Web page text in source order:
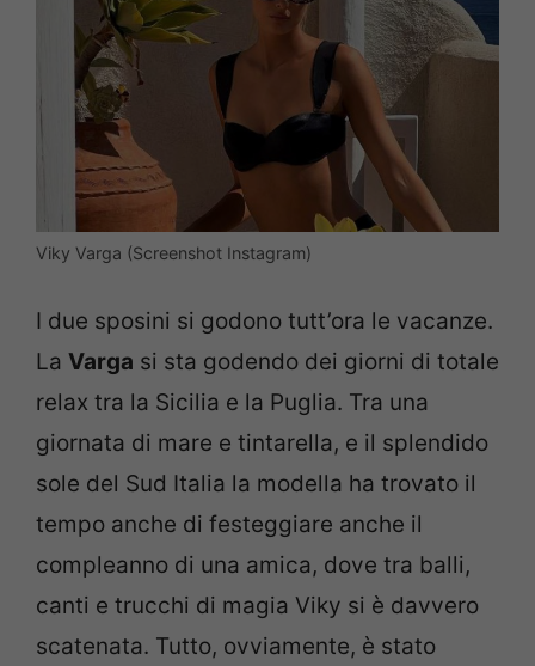
Viky Varga (Screenshot Instagram)
I due sposini si godono tutt’ora le vacanze.
La Varga si sta godendo dei giorni di totale
relax tra la Sicilia e la Puglia. Tra una
giornata di mare e tintarella, e il splendido
sole del Sud Italia la modella ha trovato il
tempo anche di festeggiare anche il
compleanno di una amica, dove tra balli,
canti e trucchi di magia Viky si è davvero
scatenata. Tutto, ovviamente, è stato